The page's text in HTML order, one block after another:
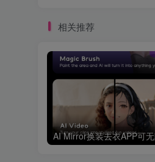
相关推荐